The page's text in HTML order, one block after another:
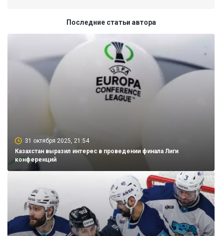
Последние статьи автора
31 октября 2025, 21:54
Казахстан выразил интерес в проведении финала Лиги
конференций